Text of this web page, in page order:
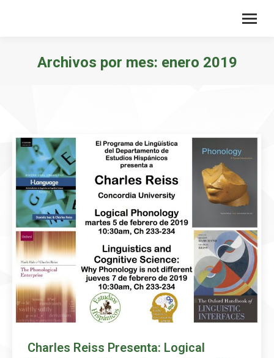
Archivos por mes: enero 2019
Charles Reiss Presenta: Logical